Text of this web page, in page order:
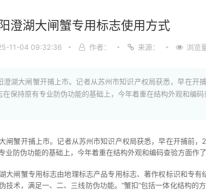
澄湖大闸蟹专用标志使用方式
11-04 09:32:36 作者： 来源： 浏览
澄湖大闸蟹开捕上市。记者从苏州市知识产权局获悉，早在
在保持原有专业防伪功能的基础上，今年着重在结构外观和编
蟹开捕上市。记者从苏州市知识产权局获悉，早在开捕前，
业防伪功能的基础上，今年着重在结构外观和编码查验方面作
闸蟹专用标志由地理标志产品专用标志、著作权标识和专有
技术，满足一、二、三线防伪功能。“蟹扣”包括一体化结构